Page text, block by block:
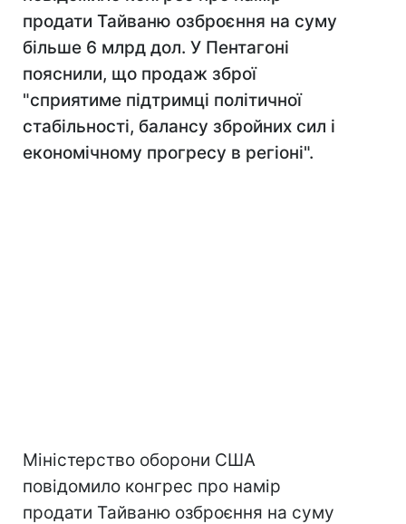
продати Тайваню озброєння на суму
більше 6 млрд дол. У Пентагоні
пояснили, що продаж зброї
"сприятиме підтримці політичної
стабільності, балансу збройних сил і
економічному прогресу в регіоні".
Міністерство оборони США
повідомило конгрес про намір
продати Тайваню озброєння на суму